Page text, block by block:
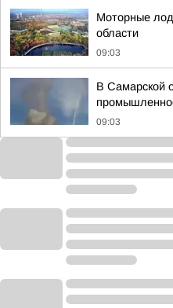
Моторные
области
09:03
В Самарской
09:03